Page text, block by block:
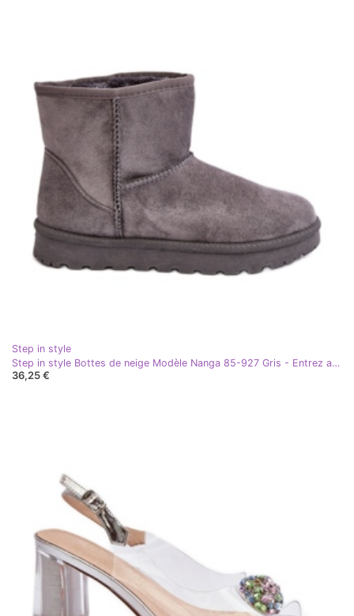
Step in style
Step in style Bottes de neige Modèle Nanga 85-927 Gris - Entrez avec style
36,25 €